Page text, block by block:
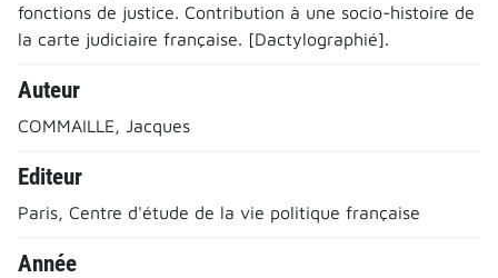
fonctions de justice. Contribution à une socio-histoire de
la carte judiciaire française. [Dactylographié].
Auteur
COMMAILLE, Jacques
Editeur
Paris, Centre d'étude de la vie politique française
Année